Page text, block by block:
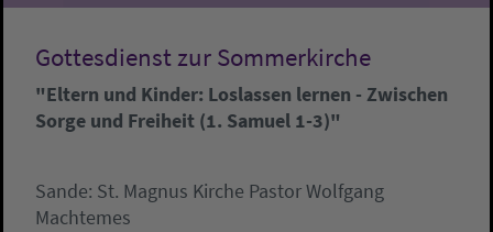
Gottesdienst zur Sommerkirche
"Eltern und Kinder: Loslassen lernen - Zwischen
Sorge und Freiheit (1. Samuel 1-3)"
Sande: St. Magnus Kirche Pastor Wolfgang
Machtemes